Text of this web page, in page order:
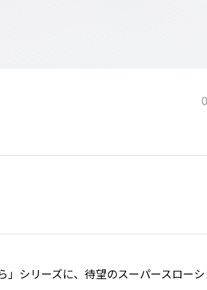
」シリーズに、待望のスーパースロー